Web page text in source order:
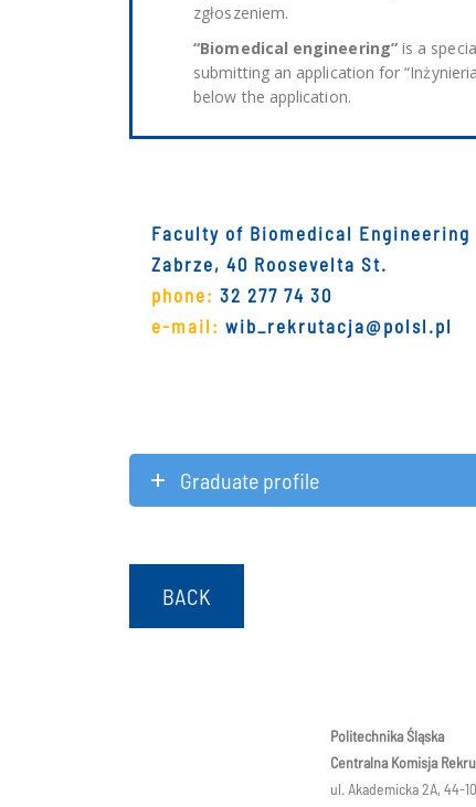
zgłoszeniem.
“Biomedical engineering”is a
submitting an application for
below the application.
Faculty of Biomedical Engineering
Zabrze, 40 Roosevelta St.
phone: 32 277 74 30
e-mail: wib_rekrutacja@polsl.pl
Graduate profile
BACK
Politechnika Śląska
Centralna Komisja
ul. Akademicka 2A, 44-